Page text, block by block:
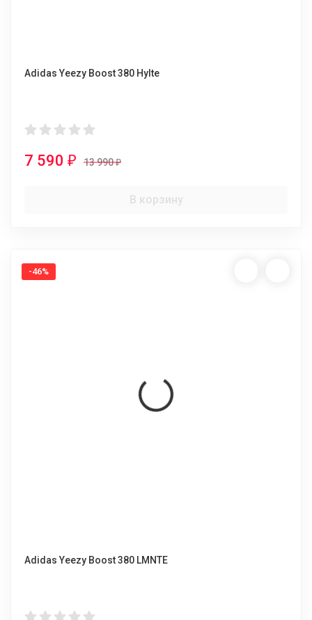
Adidas Yeezy Boost 380 Hylte
7 590 ₽ 13 990₽
В корзину
-46%
Adidas Yeezy Boost 380 LMNTE